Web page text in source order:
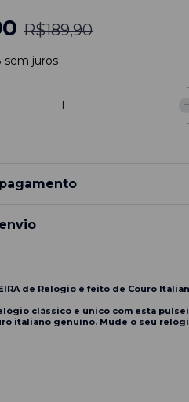
R$189,90
sem juros
de Relogio é feito de Couro
clássico e único com esta
italiano genuíno. Mude o seu